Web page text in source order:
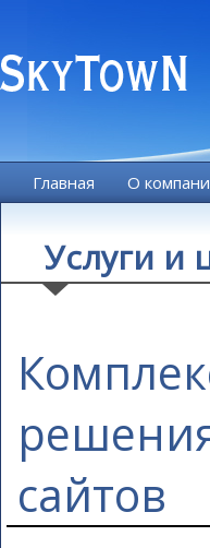
Главная О
Услуги и
сайтов